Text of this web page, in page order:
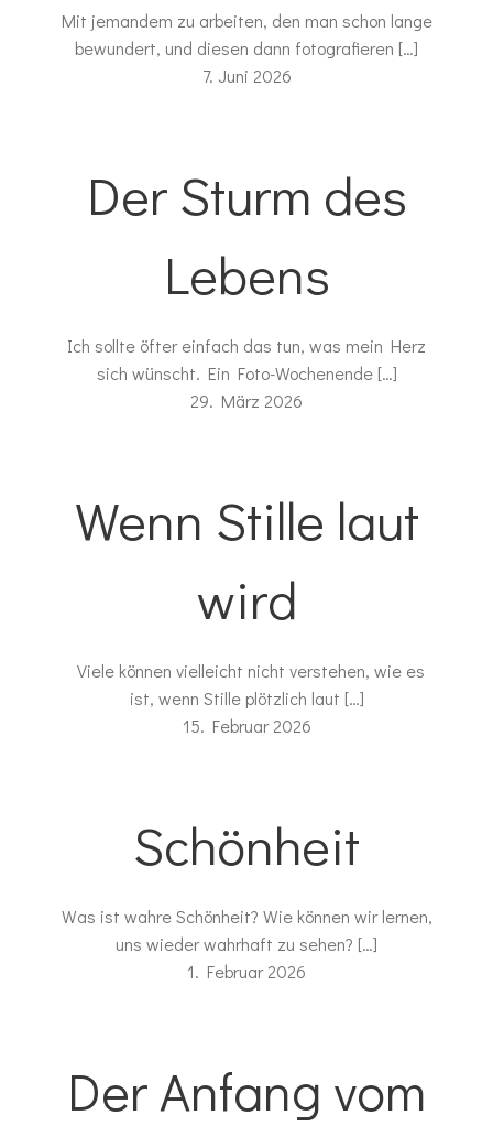
Mit jemandem zu arbeiten, den man schon lange
bewundert, und diesen dann fotografieren […]
7. Juni 2026
Der Sturm des
Lebens
Ich sollte öfter einfach das tun, was mein Herz
sich wünscht. Ein Foto-Wochenende […]
29. März 2026
Wenn Stille laut
wird
Viele können vielleicht nicht verstehen, wie es
ist, wenn Stille plötzlich laut […]
15. Februar 2026
Schönheit
Was ist wahre Schönheit? Wie können wir lernen,
uns wieder wahrhaft zu sehen? […]
1. Februar 2026
Der Anfang vom